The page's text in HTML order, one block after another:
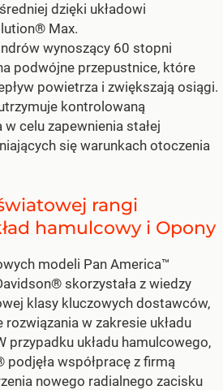
dzięki układowi
Max.
wynoszący 60 stopni
podwójne przepustnice, które
powietrza i zwiększają osiągi.
kontrolowaną
celu zapewnienia stałej
się warunkach otoczenia
rangi
hamulcowy i Opony
modeli Pan America™
skorzystała z wiedzy
klasy kluczowych dostawców,
w zakresie układu
przypadku układu hamulcowego,
współpracę z firmą
nowego radialnego zacisku